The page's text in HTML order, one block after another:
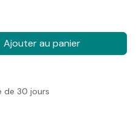
Ajouter au panier
de 30 jours